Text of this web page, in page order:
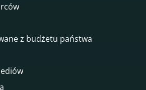
z budżetu państwa